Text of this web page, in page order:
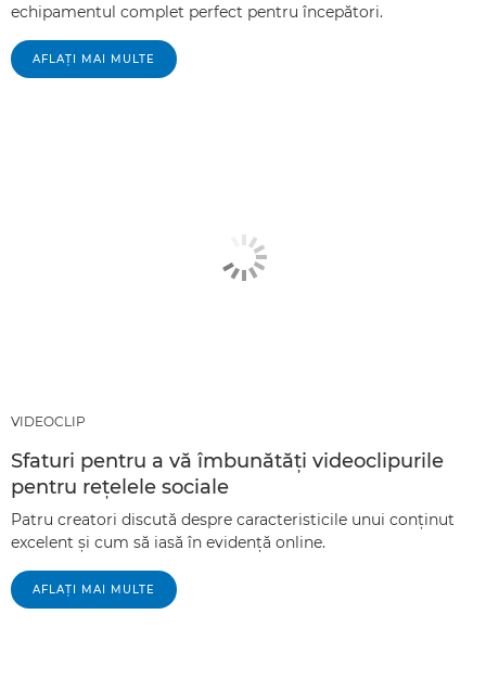
echipamentul complet perfect pentru începători.
AFLAŢI MAI MULTE
VIDEOCLIP
Sfaturi pentru a vă îmbunătăţi videoclipurile
pentru reţelele sociale
Patru creatori discută despre caracteristicile unui conţinut
excelent şi cum să iasă în evidenţă online.
AFLAŢI MAI MULTE